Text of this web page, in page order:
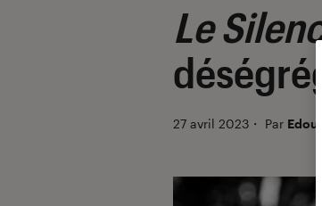
Le
27 avril 2023 ・ Par